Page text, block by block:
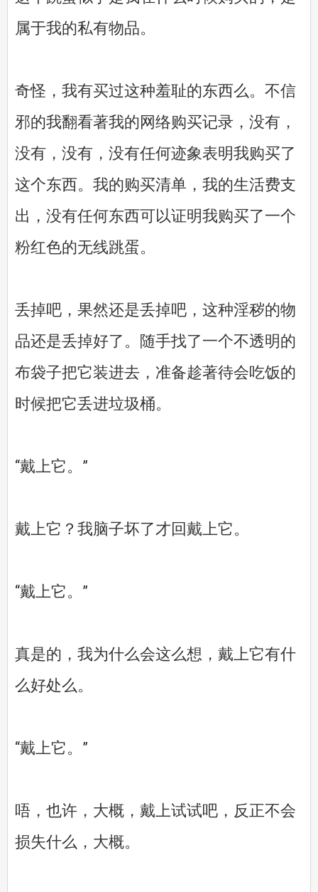
属于我的私有物品。
奇怪，我有买过这种羞耻的东西么。不信
邪的我翻看著我的网络购买记录，没有，
没有，没有，没有任何迹象表明我购买了
这个东西。我的购买清单，我的生活费支
出，没有任何东西可以证明我购买了一个
粉红色的无线跳蛋。
丢掉吧，果然还是丢掉吧，这种淫秽的物
品还是丢掉好了。随手找了一个不透明的
布袋子把它装进去，准备趁著待会吃饭的
时候把它丢进垃圾桶。
“戴上它。”
戴上它？我脑子坏了才回戴上它。
“戴上它。”
真是的，我为什么会这么想，戴上它有什
么好处么。
“戴上它。”
唔，也许，大概，戴上试试吧，反正不会
损失什么，大概。